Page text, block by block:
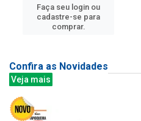
Faça seu login ou
cadastre-se para
comprar.
Confira as Novidades
Veja mais